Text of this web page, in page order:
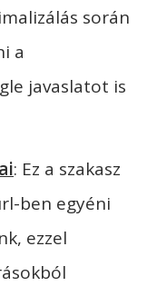
során
a
javaslatot is
: Ez a szakasz
ben egyéni
ezzel